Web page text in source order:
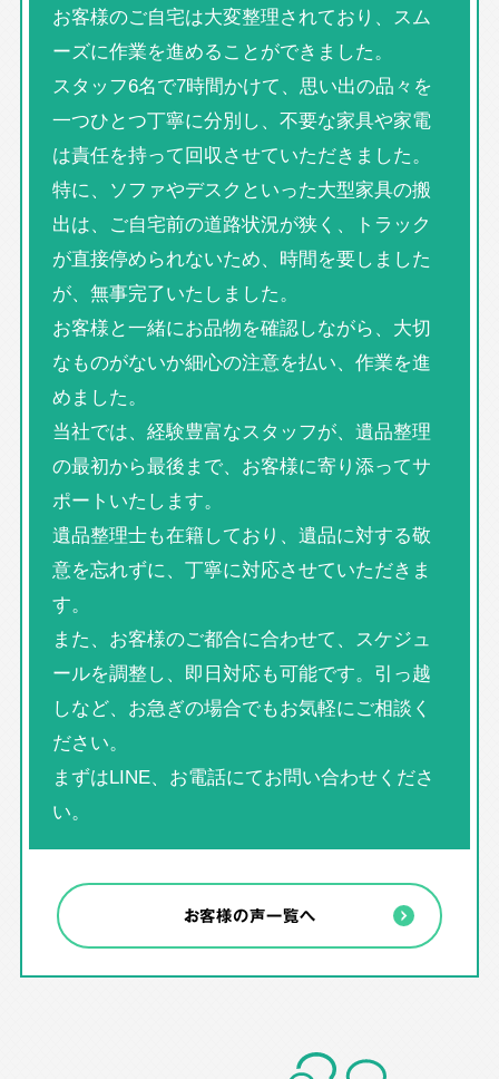
お客様のご自宅は大変整理されており、スム
ーズに作業を進めることができました。
スタッフ6名で7時間かけて、思い出の品々を
一つひとつ丁寧に分別し、不要な家具や家電
は責任を持って回収させていただきました。
特に、ソファやデスクといった大型家具の搬
出は、ご自宅前の道路状況が狭く、トラック
が直接停められないため、時間を要しました
が、無事完了いたしました。
お客様と一緒にお品物を確認しながら、大切
なものがないか細心の注意を払い、作業を進
めました。
当社では、経験豊富なスタッフが、遺品整理
の最初から最後まで、お客様に寄り添ってサ
ポートいたします。
遺品整理士も在籍しており、遺品に対する敬
意を忘れずに、丁寧に対応させていただきま
す。
また、お客様のご都合に合わせて、スケジュ
ールを調整し、即日対応も可能です。引っ越
しなど、お急ぎの場合でもお気軽にご相談く
ださい。
まずはLINE、お電話にてお問い合わせくださ
い。
お客様の声一覧へ